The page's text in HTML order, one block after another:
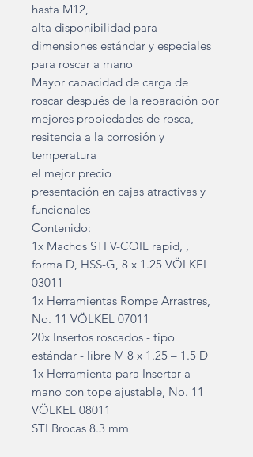
hasta M12,
alta disponibilidad para
dimensiones estándar y especiales
para roscar a mano
Mayor capacidad de carga de
roscar después de la reparación por
mejores propiedades de rosca,
resitencia a la corrosión y
temperatura
el mejor precio
presentación en cajas atractivas y
funcionales
Contenido:
1x Machos STI V-COIL rapid, ,
forma D, HSS-G, 8 x 1.25 VÖLKEL
03011
1x Herramientas Rompe Arrastres,
No. 11 VÖLKEL 07011
20x Insertos roscados - tipo
estándar - libre M 8 x 1.25 – 1.5 D
1x Herramienta para Insertar a
mano con tope ajustable, No. 11
VÖLKEL 08011
STI Brocas 8.3 mm